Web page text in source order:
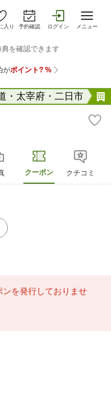
入り 予約確認 ログイン メニュー
・太宰府・二日市
クーポン クチコミ
を発行しておりませ